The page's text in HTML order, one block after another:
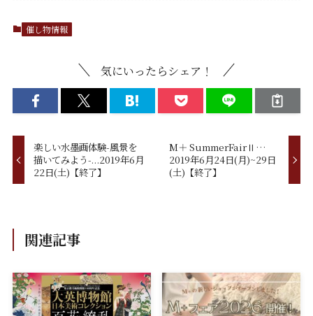
催し物情報
気にいったらシェア！
楽しい水墨画体験-風景を
描いてみよう-...2019年6月
22日(土)【終了】
M＋ SummerFairⅡ…
2019年6月24日(月)~29日
(土)【終了】
関連記事